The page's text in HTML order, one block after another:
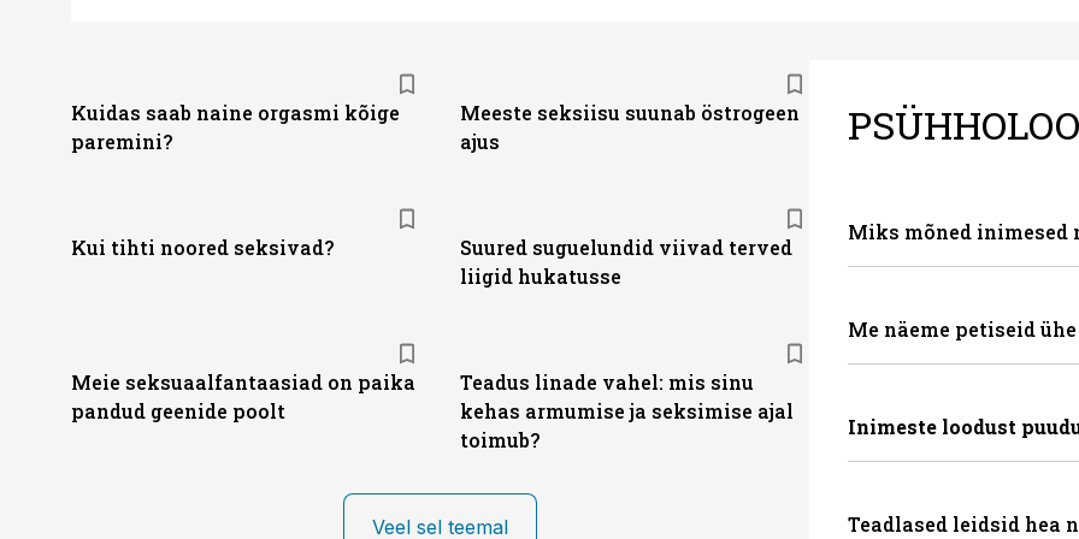
Kuidas saab naine orgasmi kõige
paremini?
Meeste seksiisu suunab östrogeen
ajus
Kui tihti noored seksivad?
Suured suguelundid viivad terved
liigid hukatusse
Meie seksuaalfantaasiad on paika
pandud geenide poolt
Teadus linade vahel: mis sinu
kehas armumise ja seksimise ajal
toimub?
Veel sel teemal
Miks mõned inimesed
Me näeme petiseid
Inimeste loodust
Teadlased leidsid